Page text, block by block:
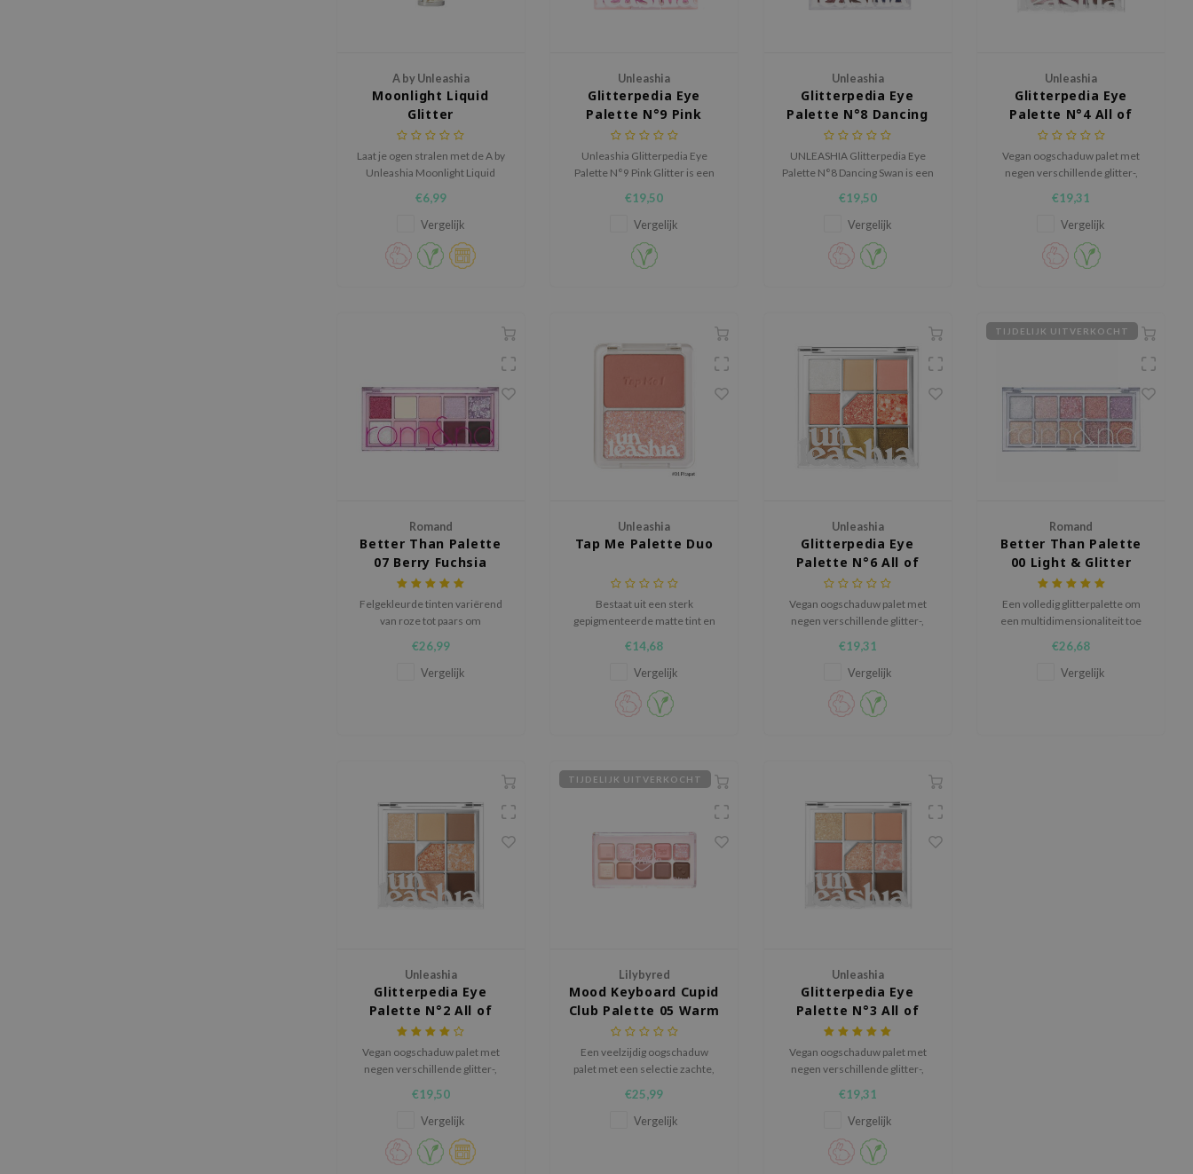
A by Unleashia
Moonlight Liquid
Glitter
Laat je ogen stralen met de A by
Unleashia Moonlight Liquid
vloeibare oogschaduw die zorgt
voor een intens glanzende
ooglook.
€6,99
Vergelijk
Unleashia
Glitterpedia Eye
Palette N°9 Pink
Glitter
Unleashia Glitterpedia Eye
Palette N°9 Pink Glitter is een
negen tinten in glitter, shimmer
en matte finishes, verrijkt met
multidimensionale glitters die
zorgen voor een intense,
€19,50
Vergelijk
Unleashia
Glitterpedia Eye
Palette N°8 Dancing
Swan
UNLEASHIA Glitterpedia Eye
Palette N°8 Dancing Swan is een
een mix van matte en
glinsterende tinten die zorgen
voor een elegante,
sprankelende ooglook.
€19,50
Vergelijk
Unleashia
Glitterpedia Eye
Palette N°4 All of
Lavender Fog
Vegan oogschaduw palet met
negen verschillende glitter-,
zowel dagelijks gebruik als voor
speciale gelegenheden.
€19,31
Vergelijk
Romand
Better Than Palette
07 Berry Fuchsia
Garden
Felgekleurde tinten variërend
van roze tot paars om
creëren.
€26,99
Vergelijk
Unleashia
Tap Me Palette Duo
Bestaat uit een sterk
gepigmenteerde matte tint en
looks te creëren.
€14,68
Vergelijk
Unleashia
Glitterpedia Eye
Palette N°6 All of
Citrus
Vegan oogschaduw palet met
negen verschillende glitter-,
zowel dagelijks gebruik als voor
speciale gelegenheden.
€19,31
Vergelijk
TIJDELIJK UITVERKOCHT
Romand
Better Than Palette
00 Light & Glitter
Garden
Een volledig glitterpalette om
een multidimensionaliteit toe
uplook.
€26,68
Vergelijk
Unleashia
Glitterpedia Eye
Palette N°2 All of
Brown
Vegan oogschaduw palet met
negen verschillende glitter-,
zowel dagelijks gebruik als voor
speciale gelegenheden.
€19,50
Vergelijk
TIJDELIJK UITVERKOCHT
Lilybyred
Mood Keyboard Cupid
Club Palette 05 Warm
Membership
Een veelzijdig oogschaduw
palet met een selectie zachte,
en glanzende finishes, perfect
voor het creëren van prachtige,
€25,99
Vergelijk
Unleashia
Glitterpedia Eye
Palette N°3 All of
Coralpink
Vegan oogschaduw palet met
negen verschillende glitter-,
zowel dagelijks gebruik als voor
speciale gelegenheden.
€19,31
Vergelijk